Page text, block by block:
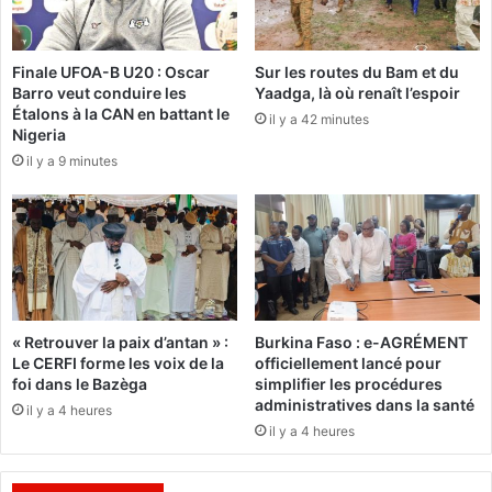
e
n
t
à
D
a
k
a
t
e
s
o
n
s
o
u
i
e
n
à
C
E
E
Finale UFOA-B U20 : Oscar
Barro veut conduire les
Étalons à la CAN en battant le
Nigeria
il y a 9 minutes
Sur les routes du Bam et du
Yaadga, là où renaît l’espoir
il y a 42 minutes
« Retrouver la paix d’antan » :
Le CERFI forme les voix de la
foi dans le Bazèga
il y a 4 heures
Burkina Faso : e-AGRÉMENT
officiellement lancé pour
simplifier les procédures
administratives dans la santé
il y a 4 heures